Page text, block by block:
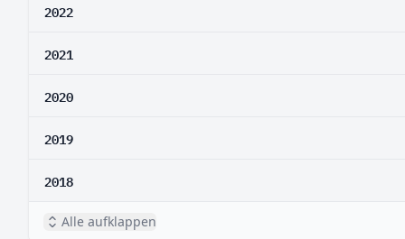
2022
2021
2020
2019
2018
Alle aufklappen